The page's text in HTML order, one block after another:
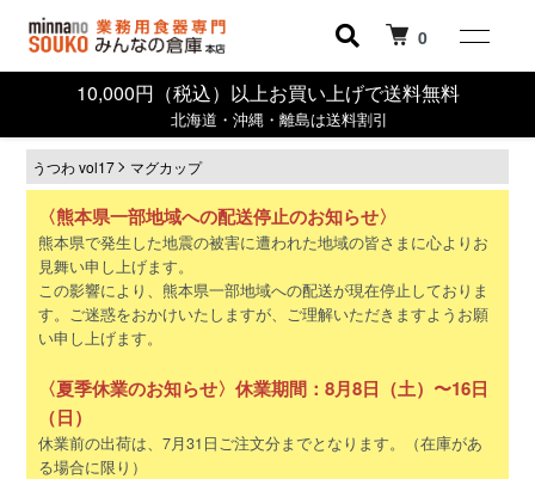
0
10,000円（税込）以上お買い上げで送料無料
北海道・沖縄・離島は送料割引
うつわ vol17 マグカップ
〈熊本県一部地域への配送停止のお知らせ〉
熊本県で発生した地震の被害に遭われた地域の皆さまに心よりお
見舞い申し上げます。
この影響により、熊本県一部地域への配送が現在停止しておりま
す。ご迷惑をおかけいたしますが、ご理解いただきますようお願
い申し上げます。
〈夏季休業のお知らせ〉休業期間：8月8日（土）〜16日
（日）
休業前の出荷は、7月31日ご注文分までとなります。（在庫があ
る場合に限り）